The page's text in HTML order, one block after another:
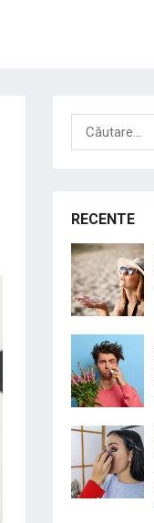
Caută
după:
RECENTE